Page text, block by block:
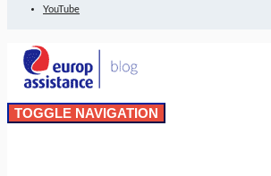
YouTube
TOGGLE NAVIGATION